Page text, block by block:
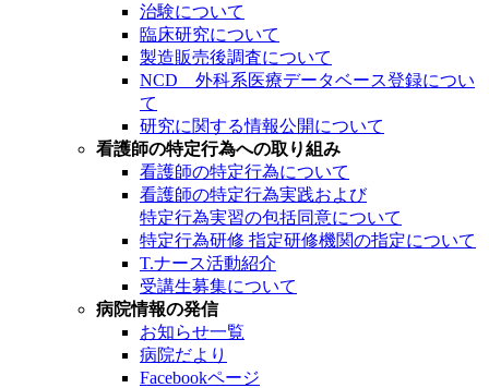
治験について
臨床研究について
製造販売後調査について
NCD 外科系医療データベース登録につい
て
研究に関する情報公開について
看護師の特定行為への取り組み
看護師の特定行為について
看護師の特定行為実践および
特定行為実習の包括同意について
特定行為研修 指定研修機関の指定について
T.ナース活動紹介
受講生募集について
病院情報の発信
お知らせ一覧
病院だより
Facebookページ